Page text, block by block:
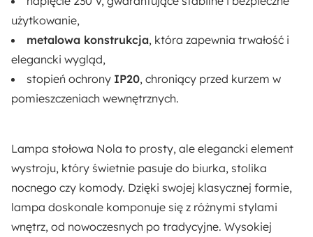
użytkowanie,
metalowa konstrukcja, która zapewnia trwałość i
elegancki wygląd,
stopień ochrony IP20, chroniący przed kurzem w
pomieszczeniach wewnętrznych.
Lampa stołowa Nola to prosty, ale elegancki element
wystroju, który świetnie pasuje do biurka, stolika
nocnego czy komody. Dzięki swojej klasycznej formie,
lampa doskonale komponuje się z różnymi stylami
wnętrz, od nowoczesnych po tradycyjne. Wysokiej